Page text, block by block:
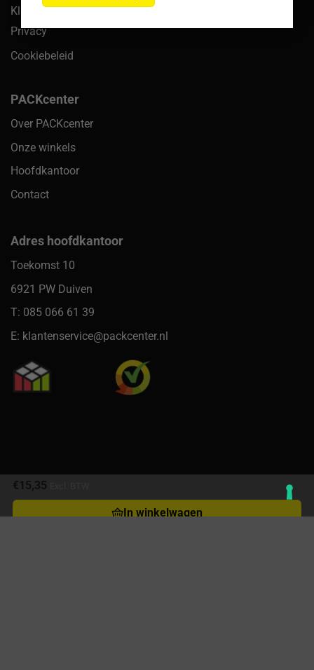
Klachten
Privacy
Cookiebeleid
PACKcenter
Over PACKcenter
Onze winkels
Hoofdkantoor
Contact
Adres hoofdkantoor
Toekomst 10
6921 PW Duiven
T: 085 066 61 39
E: klantenservice@packcenter.nl
€ 15,35
In winkelwagen